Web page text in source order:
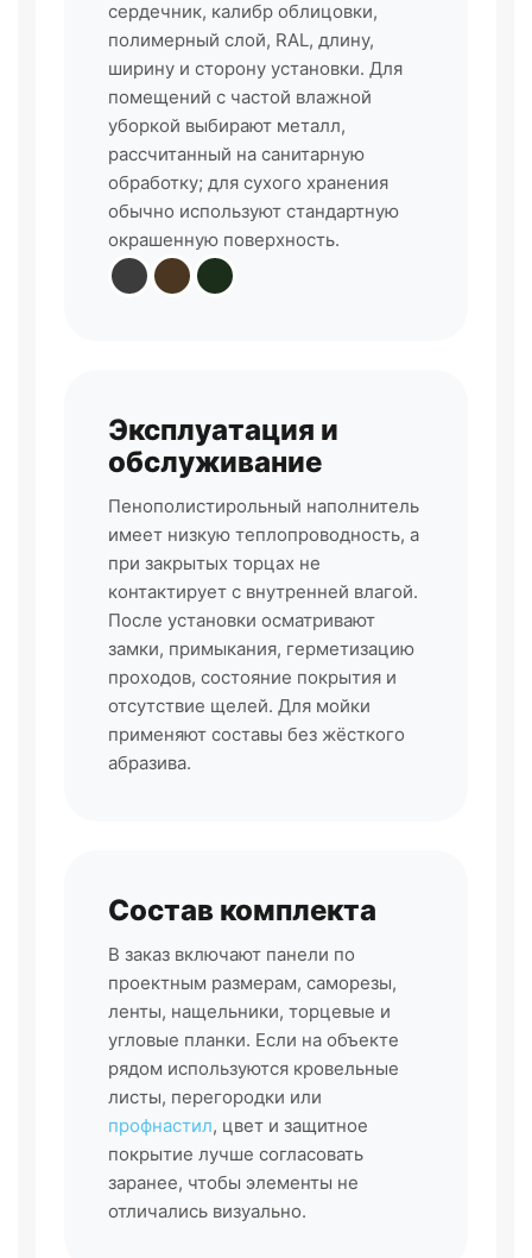
сердечник, калибр облицовки,
полимерный слой, RAL, длину,
ширину и сторону установки. Для
помещений с частой влажной
уборкой выбирают металл,
рассчитанный на санитарную
обработку; для сухого хранения
обычно используют стандартную
окрашенную поверхность.
Эксплуатация и
обслуживание
Пенополистирольный наполнитель
имеет низкую теплопроводность, а
при закрытых торцах не
контактирует с внутренней влагой.
После установки осматривают
замки, примыкания, герметизацию
проходов, состояние покрытия и
отсутствие щелей. Для мойки
применяют составы без жёсткого
абразива.
Состав комплекта
В заказ включают панели по
проектным размерам, саморезы,
ленты, нащельники, торцевые и
угловые планки. Если на объекте
рядом используются кровельные
листы, перегородки или
профнастил, цвет и защитное
покрытие лучше согласовать
заранее, чтобы элементы не
отличались визуально.